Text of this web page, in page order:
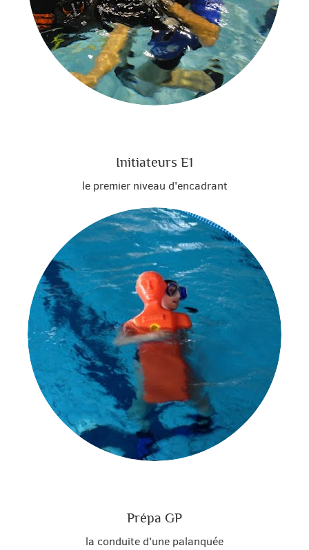
Initiateurs E1
le premier niveau d'encadrant
Prépa GP
la conduite d'une palanquée